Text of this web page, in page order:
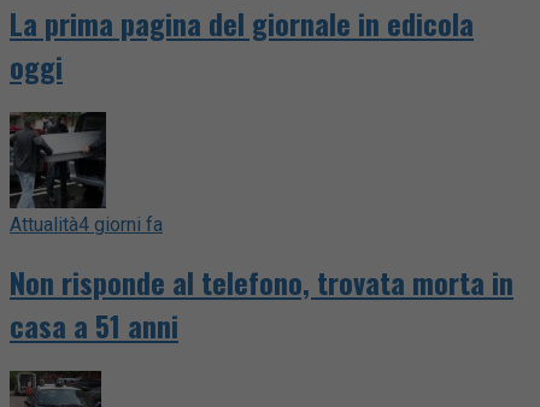
La prima pagina del giornale in edicola
oggi
Attualità4 giorni fa
Non risponde al telefono, trovata morta in
casa a 51 anni